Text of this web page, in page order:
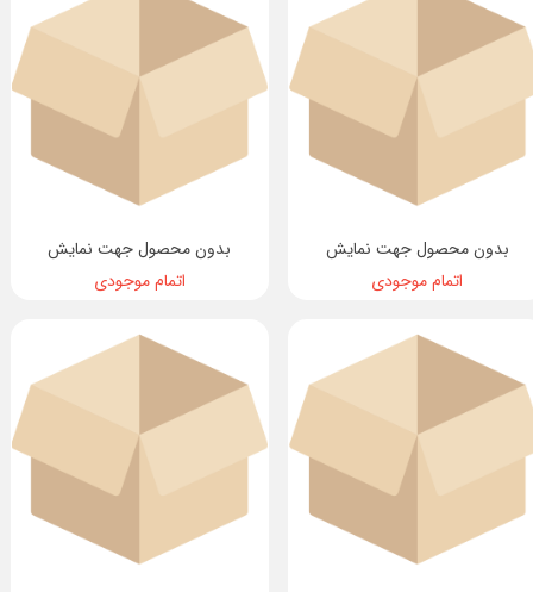
بدون محصول جهت نمایش
اتمام موجودی
بدون محصول جهت نمایش
اتمام موجودی